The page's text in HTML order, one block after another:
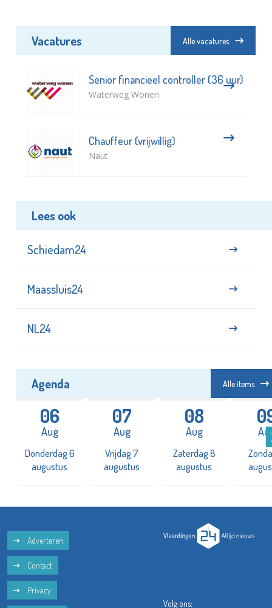
Vacatures Alle vacatures
Senior financieel controller (36 uur)
Waterweg Wonen
Chauffeur (vrijwillig)
Naut
Lees ook
Schiedam24
Maassluis24
NL24
Agenda Alle items
06
Aug
Donderdag 6
augustus
07
Aug
Vrijdag 7
augustus
08
Aug
Zaterdag 8
augustus
Adverteren
Contact
Privacy
Volg ons: